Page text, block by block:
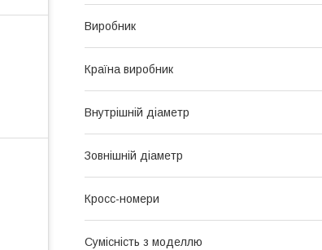
Виробник
Країна виробник
Внутрішній діаметр
Зовнішній діаметр
Кросс-номери
Сумісність з моделлю